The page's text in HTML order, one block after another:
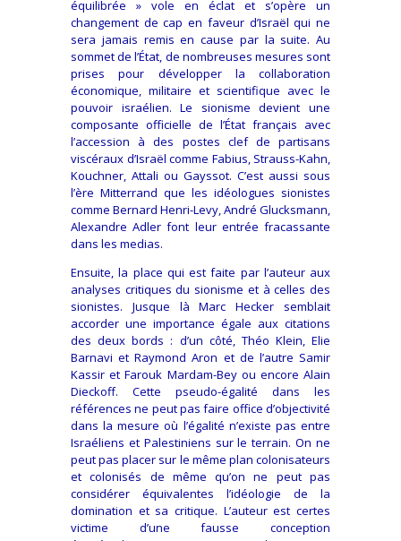
équilibrée » vole en éclat et s’opère un
changement de cap en faveur d’Israël qui ne
sera jamais remis en cause par la suite. Au
sommet de l’État, de nombreuses mesures sont
prises pour développer la collaboration
économique, militaire et scientifique avec le
pouvoir israélien. Le sionisme devient une
composante officielle de l’État français avec
l’accession à des postes clef de partisans
viscéraux d’Israël comme Fabius, Strauss-Kahn,
Kouchner, Attali ou Gayssot. C’est aussi sous
l’ère Mitterrand que les idéologues sionistes
comme Bernard Henri-Levy, André Glucksmann,
Alexandre Adler font leur entrée fracassante
dans les medias.
Ensuite, la place qui est faite par l’auteur aux
analyses critiques du sionisme et à celles des
sionistes. Jusque là Marc Hecker semblait
accorder une importance égale aux citations
des deux bords : d’un côté, Théo Klein, Elie
Barnavi et Raymond Aron et de l’autre Samir
Kassir et Farouk Mardam-Bey ou encore Alain
Dieckoff. Cette pseudo-égalité dans les
références ne peut pas faire office d’objectivité
dans la mesure où l’égalité n’existe pas entre
Israéliens et Palestiniens sur le terrain. On ne
peut pas placer sur le même plan colonisateurs
et colonisés de même qu’on ne peut pas
considérer équivalentes l’idéologie de la
domination et sa critique. L’auteur est certes
victime d’une fausse conception